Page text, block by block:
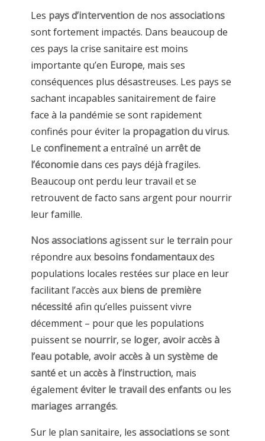
Les pays d’intervention de nos associations
sont fortement impactés. Dans beaucoup de
ces pays la crise sanitaire est moins
importante qu’en Europe, mais ses
conséquences plus désastreuses. Les pays se
sachant incapables sanitairement de faire
face à la pandémie se sont rapidement
confinés pour éviter la propagation du virus.
Le confinementa entraîné un arrêt de
l’économiedans ces pays déjà fragiles.
Beaucoup ont perdu leur travail et se
retrouvent de facto sans argent pour nourrir
leur famille.
Nos associationsagissent sur leterrain pour
répondre aux besoins fondamentauxdes
populations locales restées sur place en leur
facilitant l’accès aux biens de première
nécessité afin qu’elles puissent vivre
décemment – pour que les populations
puissent se nourrir, se loger, avoir accès à
l’eau potable, avoir accès à un système de
santéet unaccès à l’instruction, mais
égalementéviter le travail des enfants ou les
mariages arrangés.
Sur le plan sanitaire, les associationsse sont